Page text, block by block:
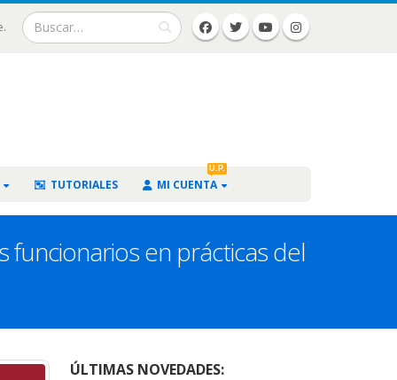
TUTORIALES MI CUENTA
U.P.
funcionarios en prácticas del
ÚLTIMAS NOVEDADES: